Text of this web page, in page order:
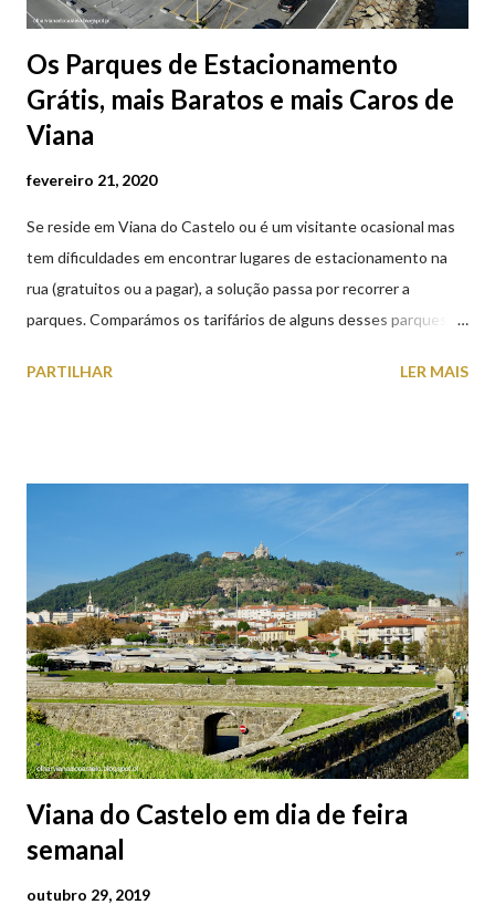
Os Parques de Estacionamento
Grátis, mais Baratos e mais Caros de
Viana
fevereiro 21, 2020
Se reside em Viana do Castelo ou é um visitante ocasional mas
tem dificuldades em encontrar lugares de estacionamento na
rua (gratuitos ou a pagar), a solução passa por recorrer a
parques. Comparámos os tarifários de alguns desses parques de
subterrâneos) perto do centro da cidade (entenda-se por
subterrâneos. O Parque da Estação Viana Shopping é grátis de
2ª a 5ª feira a partir das 20:00 (DIAS ÚTEIS)
PARTILHAR LER MAIS
Viana do Castelo em dia de feira
semanal
outubro 29, 2019